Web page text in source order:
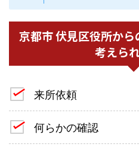
京都市 伏見区役所か
考えられ
来所依頼
何らかの確認